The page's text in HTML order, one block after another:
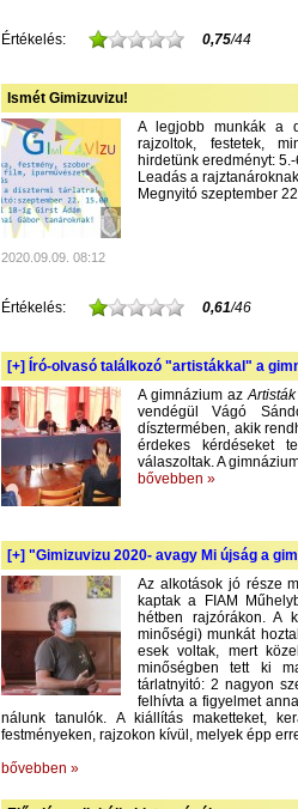
Értékelés: 0,75/44
Ismét Gimizuvizu!
A legjobb munkák a
rajzoltok, festetek,
hirdetünk eredményt:
Leadás a
Megnyitó szeptember
2020.09.09. 08:12
Értékelés: 0,61/46
[+] Író-olvasó találkozó "artistákkal" a
A gimnázium az
vendégül Vágó
dísztermében, akik
érdekes kérdéseket
válaszoltak. A
bővebben »
[+] "Gimizuvizu 2020- avagy Mi újság a
Az alkotások jó része
kaptak a FIAM
hétben rajzórákon. A
minőségi) munkát
esek voltak, mert
minőségben tett ki
tárlatnyitó: 2 nagyon
felhívta a figyelmet
nálunk tanulók. A kiállítás maketteket,
festményeken, rajzokon kívül, melyek épp
bővebben »